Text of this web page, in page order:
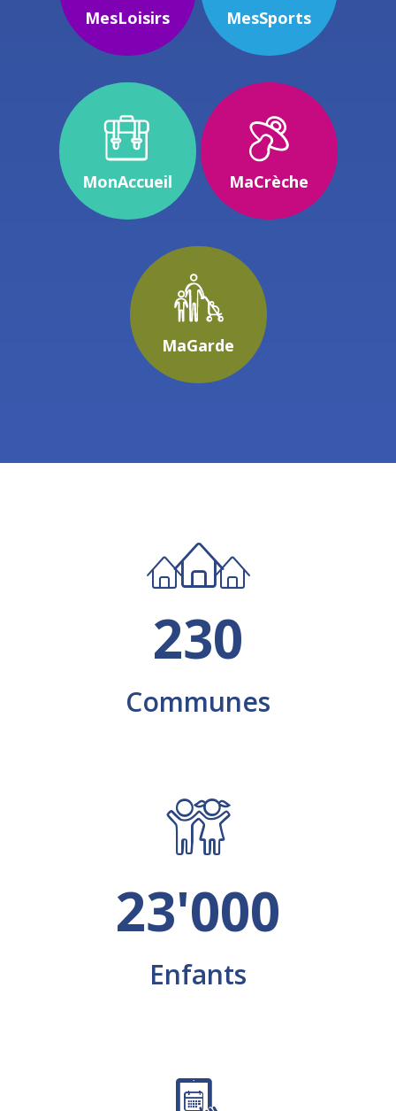
MesLoisirs MesSports
MonAccueil MaCrèche
MaGarde
230
Communes
23'000
Enfants